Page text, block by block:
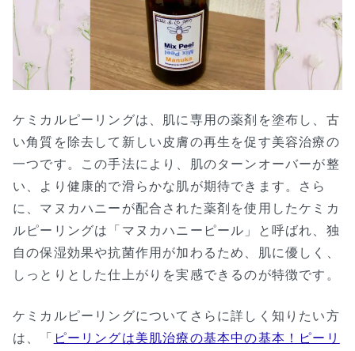
ケミカルピーリングは、肌に専用の薬剤を塗布し、古
い角質を除去して新しい皮膚の再生を促す美容治療の
一つです。この手法により、肌のターンオーバーが整
い、より健康的で滑らかな肌が期待できます。さら
に、マヌカハニーが配合された薬剤を使用したケミカ
ルピーリングは「マヌカハニーピール」と呼ばれ、独
自の保湿効果や抗菌作用が加わるため、肌に優しく、
しっとりとした仕上がりを実感できるのが特徴です。
ケミカルピーリングについてさらに詳しく知りたい方
は、「 ピーリングは美肌治療の基本中の基本！ピーリ